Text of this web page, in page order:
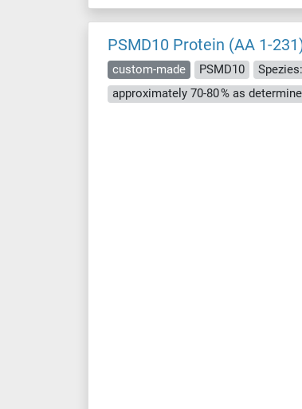
PSMD10 Protein (AA 1-
custom-made PSMD10